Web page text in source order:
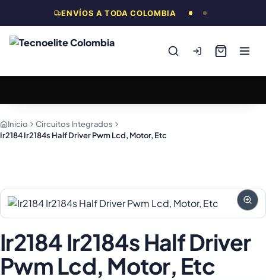
ENVÍOS A TODA COLOMBIA
Inicio
Circuitos Integrados
Ir2184 Ir2184s Half Driver Pwm Lcd, Motor, Etc
Ir2184 Ir2184s Half Driver
Pwm Lcd, Motor, Etc